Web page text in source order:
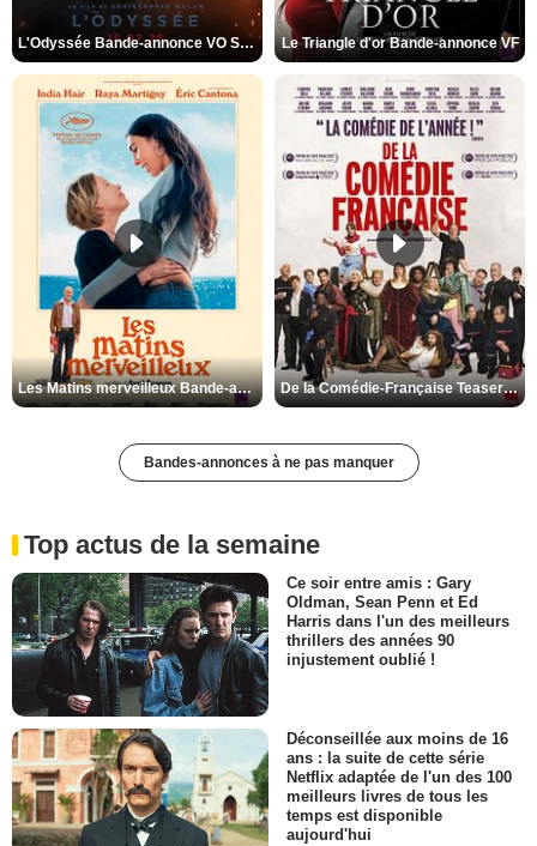
L'Odyssée Bande-annonce VO STFR Le Triangle d'or Bande-annonce VF
Les Matins merveilleux Bande-annonce VF De la Comédie-Française Teaser VF
Bandes-annonces à ne pas manquer
Top actus de la semaine
Ce soir entre amis : Gary
Oldman, Sean Penn et Ed
Harris dans l'un des meilleurs
thrillers des années 90
injustement oublié !
Déconseillée aux moins de 16
ans : la suite de cette série
Netflix adaptée de l'un des 100
meilleurs livres de tous les
temps est disponible
aujourd'hui